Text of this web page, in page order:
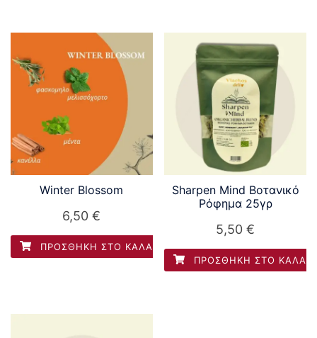
Winter Blossom
6,50€
ΠΡΟΣΘΉΚΗ ΣΤΟ ΚΑΛΆΘΙ
Sharpen Mind Βοτανικό
Ρόφημα 25γρ
5,50€
ΠΡΟΣΘΉΚΗ ΣΤΟ ΚΑΛΆΘΙ